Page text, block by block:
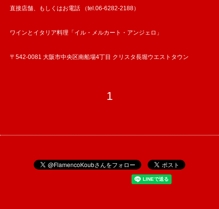
直接店舗、もしくはお電話 （tel.06-6282-2188）
ワインとイタリア料理「イル・メルカート・アンジェロ」
〒542-0081 大阪市中央区南船場4丁目 クリスタ長堀ウエストタウン
1